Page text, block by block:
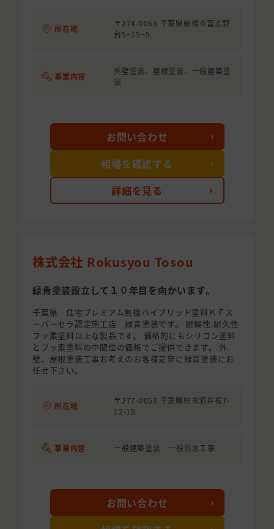
所在地
〒274-0063 千葉県船橋市習志野
台5−15−5
事業内容
外壁塗装、屋根塗装、一般建築塗
装
詳細を見る
お問い合わせ
相場を確認する
株式会社 Rokusyou Tosou
緑青塗装設立して１０年目を向かいます。
千葉県 住宅プレミアム無機ハイブリッド塗料ＫＦス
ーパーセラ認定施工店 緑青塗装です。 耐候性.耐久性
フッ素塗料以上な製品です。 価格的にもシリコン塗料
とフッ素塗料の中間位の価格でご提供できます。 外
壁、屋根塗装工事お考えのお客様是非に緑青塗装にお
任せ下さい。
所在地
〒277-0053 千葉県柏市酒井根7-
12-15
事業内容 一般建築塗装 一般防水工事
お問い合わせ